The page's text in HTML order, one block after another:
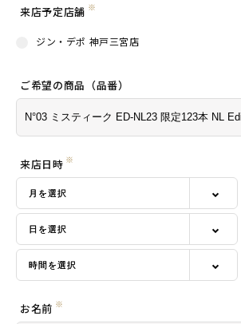
来店予定店舗 ※
ジン・デポ 神戸三宮店
ご希望の商品（品番）
来店日時※
お名前 ※